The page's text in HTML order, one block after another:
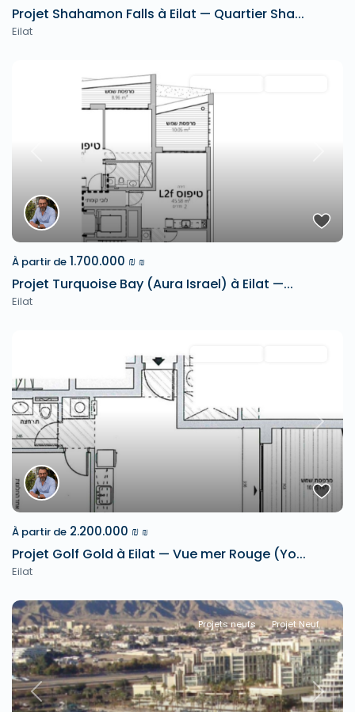
Projet Shahamon Falls à Eilat — Quartier Sha...
Eilat
À partir de 1.700.000 ₪ ₪
Projet Turquoise Bay (Aura Israel) à Eilat —...
Eilat
Previous Next
À partir de 2.200.000 ₪ ₪
Projet Golf Gold à Eilat — Vue mer Rouge (Yo...
Eilat
Previous Next
Projets neufs Projet Neuf